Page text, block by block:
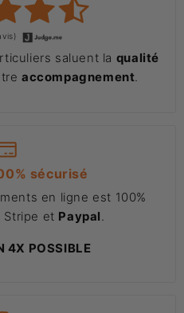
saluent la qualité
accompagnement
sécurisé
en ligne est 100%
Stripe et Paypal
4X POSSIBLE